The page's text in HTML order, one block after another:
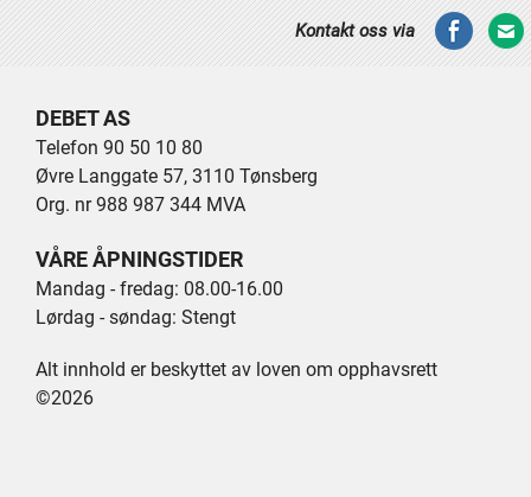
Kontakt oss via
DEBET AS
Telefon 90 50 10 80
Øvre Langgate 57, 3110 Tønsberg
Org. nr 988 987 344 MVA
VÅRE ÅPNINGSTIDER
Mandag - fredag: 08.00-16.00
Lørdag - søndag: Stengt
Alt innhold er beskyttet av loven om opphavsrett
©2026